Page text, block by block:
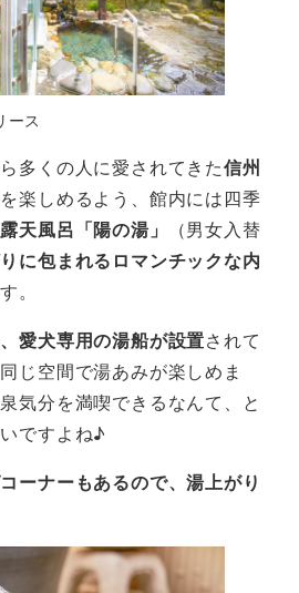
ース
多くの人に愛されてきた信州
楽しめるよう、館内には四季
露天風呂「陽の湯」
（男女入替
に包まれるロマンチックな内
。
愛犬専用の湯船が設置されて
じ空間で湯あみが楽しめま
気分を満喫できるなんて、と
ですよね♪
ーナーもあるので、湯上がり